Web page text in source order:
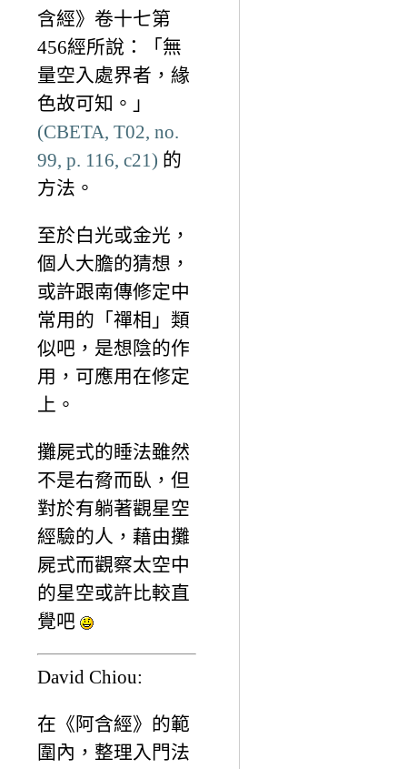
含經》卷十七第
456經所說：「無
量空入處界者，緣
色故可知。」
(CBETA, T02, no.
99, p. 116, c21) 的
方法。
至於白光或金光，
個人大膽的猜想，
或許跟南傳修定中
常用的「禪相」類
似吧，是想陰的作
用，可應用在修定
上。
攤屍式的睡法雖然
不是右脅而臥，但
對於有躺著觀星空
經驗的人，藉由攤
屍式而觀察太空中
的星空或許比較直
覺吧
David Chiou:
在《阿含經》的範
圍內，整理入門法